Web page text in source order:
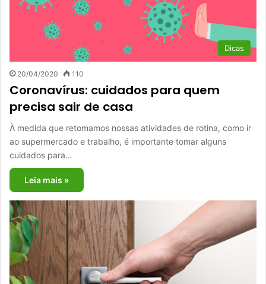
Dicas
20/04/2020 110
Coronavírus: cuidados para quem
precisa sair de casa
À medida que retomamos nossas atividades de rotina, como ir
ao supermercado e trabalho, é importante tomar alguns
cuidados para…
Leia mais »